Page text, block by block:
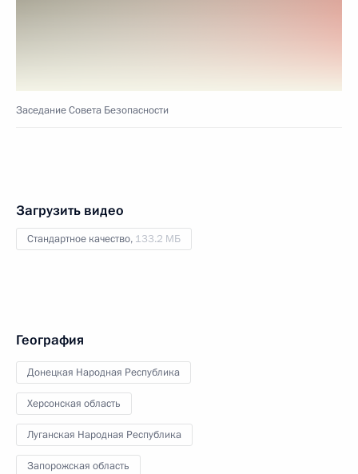
Заседание Совета Безопасности
Загрузить видео
Стандартное качество, 133.2 МБ
География
Донецкая Народная Республика
Херсонская область
Луганская Народная Республика
Запорожская область